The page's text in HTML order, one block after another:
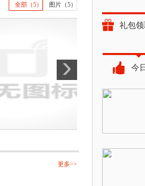
全部（5） 图片（5）
›
更多>>
礼包领
今